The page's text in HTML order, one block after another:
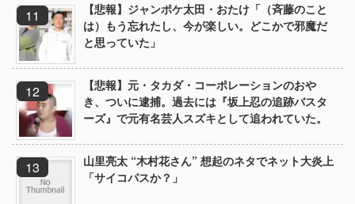
【悲報】ジャンポケ太田・おたけ「（斉藤のこと
は）もう忘れたし、今が楽しい。どこかで邪魔だ
と思っていた」
【悲報】元・タカダ・コーポレーションのおや
き、ついに逮捕。過去には『坂上忍の追跡バスタ
ーズ』で元有名芸人スズキとして追われていた。
山里亮太 “木村花さん” 想起のネタでネット大炎上
「サイコパスか？」